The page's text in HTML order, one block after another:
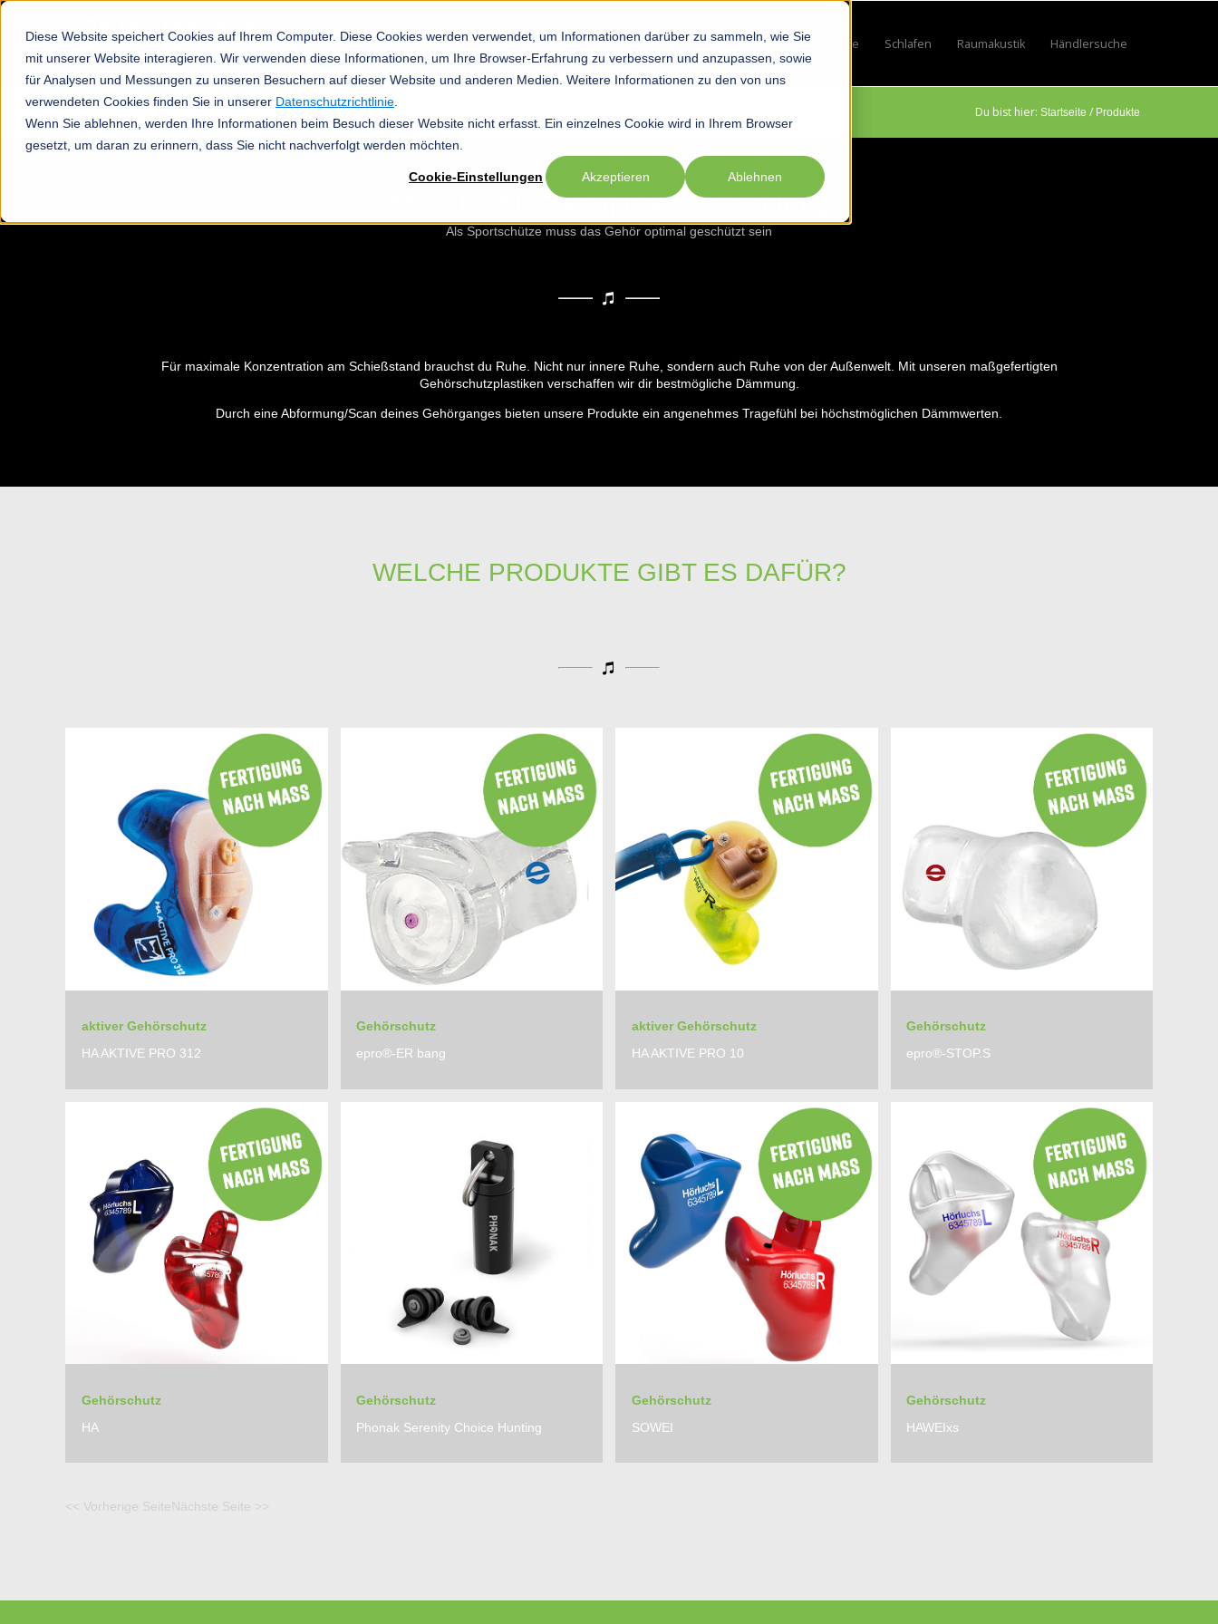
Diese Website speichert Cookies auf Ihrem Computer. Diese Cookies werden verwendet, um Informationen darüber zu sammeln, wie Sie
mit unserer Website interagieren. Wir verwenden diese Informationen, um Ihre Browser-Erfahrung zu verbessern und anzupassen, sowie
für Analysen und Messungen zu unseren Besuchern auf dieser Website und anderen Medien. Weitere Informationen zu den von uns
verwendeten Cookies finden Sie in unserer Datenschutzrichtlinie
Wenn Sie ablehnen, werden Ihre Informationen beim Besuch dieser Website nicht erfasst. Ein einzelnes Cookie wird in Ihrem Browser
gesetzt, um daran zu erinnern, dass Sie nicht nachverfolgt werden möchten.
Cookie-Einstellungen Akzeptieren Ablehnen
Startseite HobbyShow submenu for Hobby
SportShow submenu for Sport
Beruf Show submenu for Beruf
Lifestyle Show submenu for Lifestyle
Schlafen Show submenu for Schlafen
Raumakustik Show submenu for Raumakustik
Händlersuche
Du bist hier: Startseite / Produkte
MAXIMALE KONZENTRATION
Als Sportschütze muss das Gehör optimal geschützt sein
Für maximale Konzentration am Schießstand brauchst du Ruhe. Nicht nur innere Ruhe, sondern auch Ruhe von der Außenwelt. Mit unseren maßgefertigten
Gehörschutzplastiken verschaffen wir dir bestmögliche Dämmung.
Durch eine Abformung/Scan deines Gehörganges bieten unsere Produkte ein angenehmes Tragefühl bei höchstmöglichen Dämmwerten.
WELCHE PRODUKTE GIBT ES DAFÜR?
aktiver Gehörschutz
HA AKTIVE PRO 312
Gehörschutz
epro®-ER bang
aktiver Gehörschutz
HA AKTIVE PRO 10
Gehörschutz
epro®-STOP.S
Gehörschutz
HA
Gehörschutz
Phonak Serenity Choice Hunting
Gehörschutz
SOWEI
Gehörschutz
HAWEIxs
<< Vorherige Seite Nächste Seite >>